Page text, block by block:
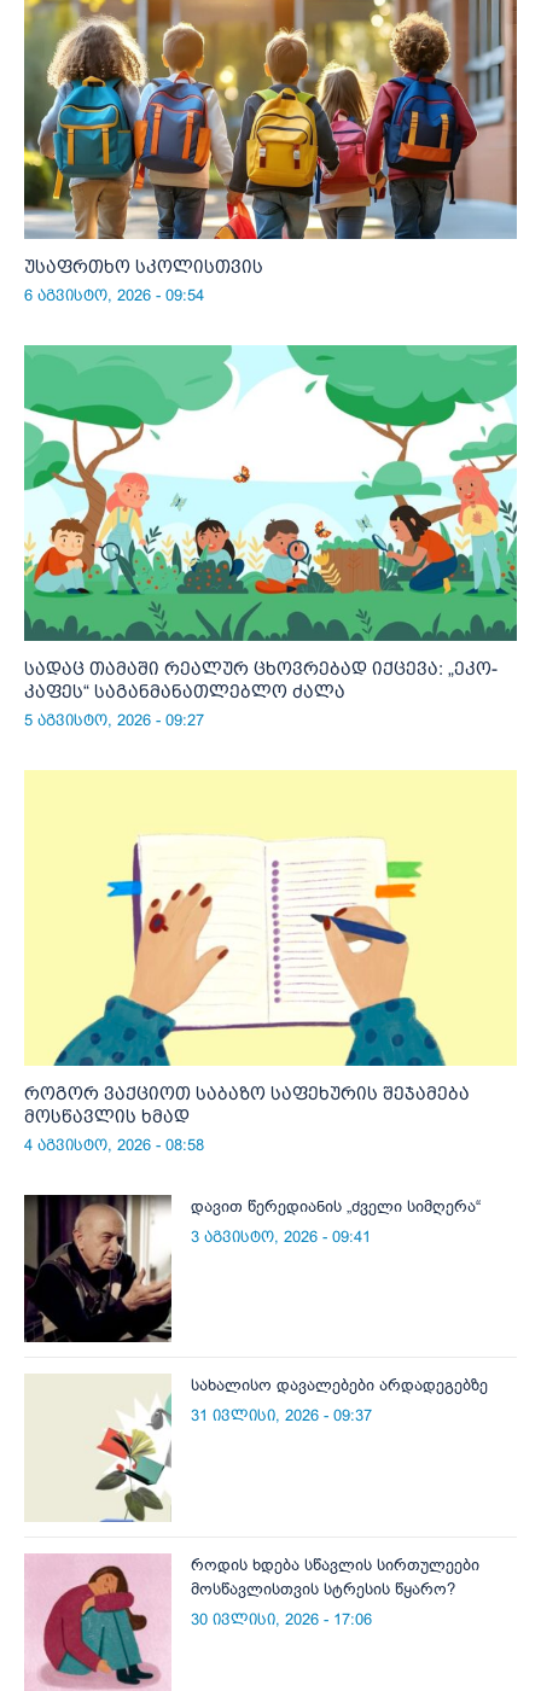
უსაფრთხო სკოლისთვის
6 აგვისტო, 2026 - 09:54
სადაც თამაში რეალურ ცხოვრებად იქცევა: „ეკო-
კაფეს“ საგანმანათლებლო ძალა
5 აგვისტო, 2026 - 09:27
როგორ ვაქციოთ საბაზო საფეხურის შეჯამება
მოსწავლის ხმად
4 აგვისტო, 2026 - 08:58
დავით წერედიანის „ძველი სიმღერა“
3 აგვისტო, 2026 - 09:41
სახალისო დავალებები არდადეგებზე
31 ივლისი, 2026 - 09:37
როდის ხდება სწავლის სირთულეები
მოსწავლისთვის სტრესის წყარო?
30 ივლისი, 2026 - 17:06